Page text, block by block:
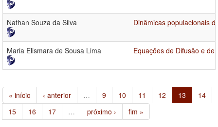
Nathan Souza da Silva Dinâmicas populacionais
Maria Elismara de Sousa Lima Equações de Difusão e
« início ‹ anterior … 9 10 11 12 13
14
15
16 17 … próximo › fim »